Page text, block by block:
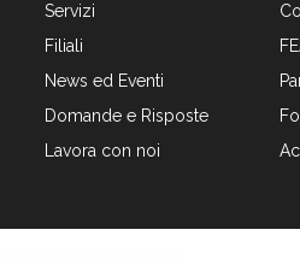
Servizi
Filiali
News ed Eventi
Domande e Risposte
Lavora con noi